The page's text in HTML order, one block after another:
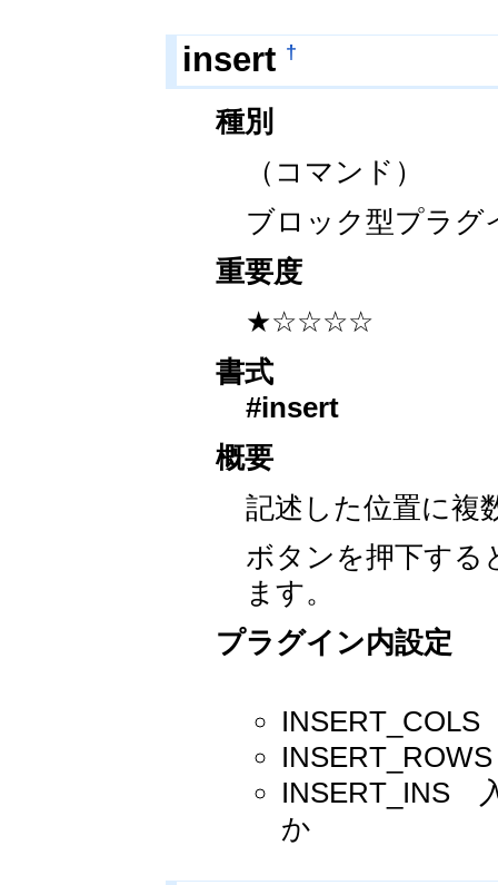
insert †
種別
（コマンド）
ブロック型プラグ
重要度
★☆☆☆☆
書式
#insert
概要
記述した位置に複
ボタンを押下する
ます。
プラグイン内設定
INSERT_INS
か